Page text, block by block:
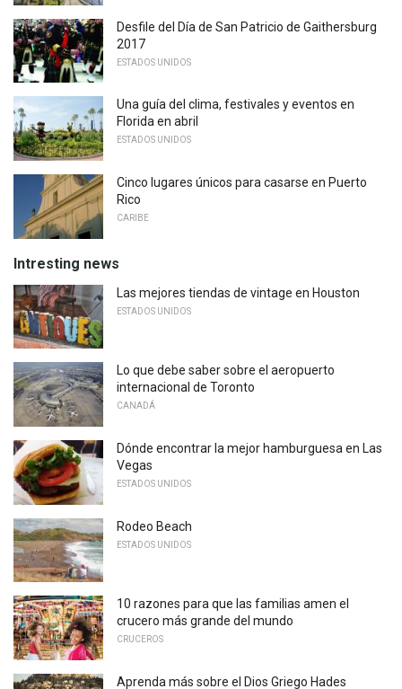
Desfile del Día de San Patricio de Gaithersburg
2017
ESTADOS UNIDOS
Una guía del clima, festivales y eventos en
Florida en abril
ESTADOS UNIDOS
Cinco lugares únicos para casarse en Puerto
Rico
CARIBE
Intresting news
Las mejores tiendas de vintage en Houston
ESTADOS UNIDOS
Lo que debe saber sobre el aeropuerto
internacional de Toronto
CANADÁ
Dónde encontrar la mejor hamburguesa en Las
Vegas
ESTADOS UNIDOS
Rodeo Beach
ESTADOS UNIDOS
10 razones para que las familias amen el
crucero más grande del mundo
CRUCEROS
Aprenda más sobre el Dios Griego Hades